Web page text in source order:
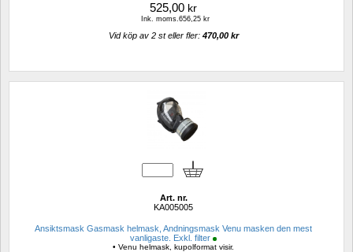
525,00 kr
Ink. moms.656,25 kr
Vid köp av 2 st eller fler: 470,00 kr
Art. nr.
KA005005
Ansiktsmask Gasmask helmask, Andningsmask Venu masken den mest
vanligaste. Exkl. filter
• Venu helmask, kupolformat visir.